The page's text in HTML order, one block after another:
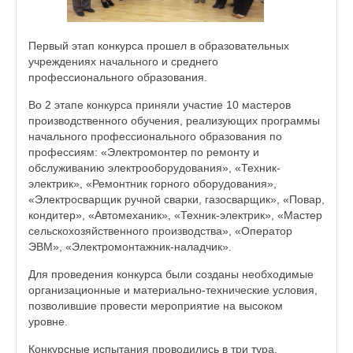
Первый этап конкурса прошел в образовательных
учреждениях начального и среднего
профессионального образования.
Во 2 этапе конкурса приняли участие 10 мастеров
производственного обучения, реализующих программы
начального профессионального образования по
профессиям: «Электромонтер по ремонту и
обслуживанию электрооборудования», «Техник-
электрик», «Ремонтник горного оборудования»,
«Электросварщик ручной сварки, газосварщик», «Повар,
кондитер», «Автомеханик», «Техник-электрик», «Мастер
сельскохозяйственного производства», «Оператор
ЭВМ», «Электромонтажник-наладчик».
Для проведения конкурса были созданы необходимые
организационные и материально-технические условия,
позволившие провести мероприятие на высоком
уровне.
Конкурсные испытания проводились в три тура.